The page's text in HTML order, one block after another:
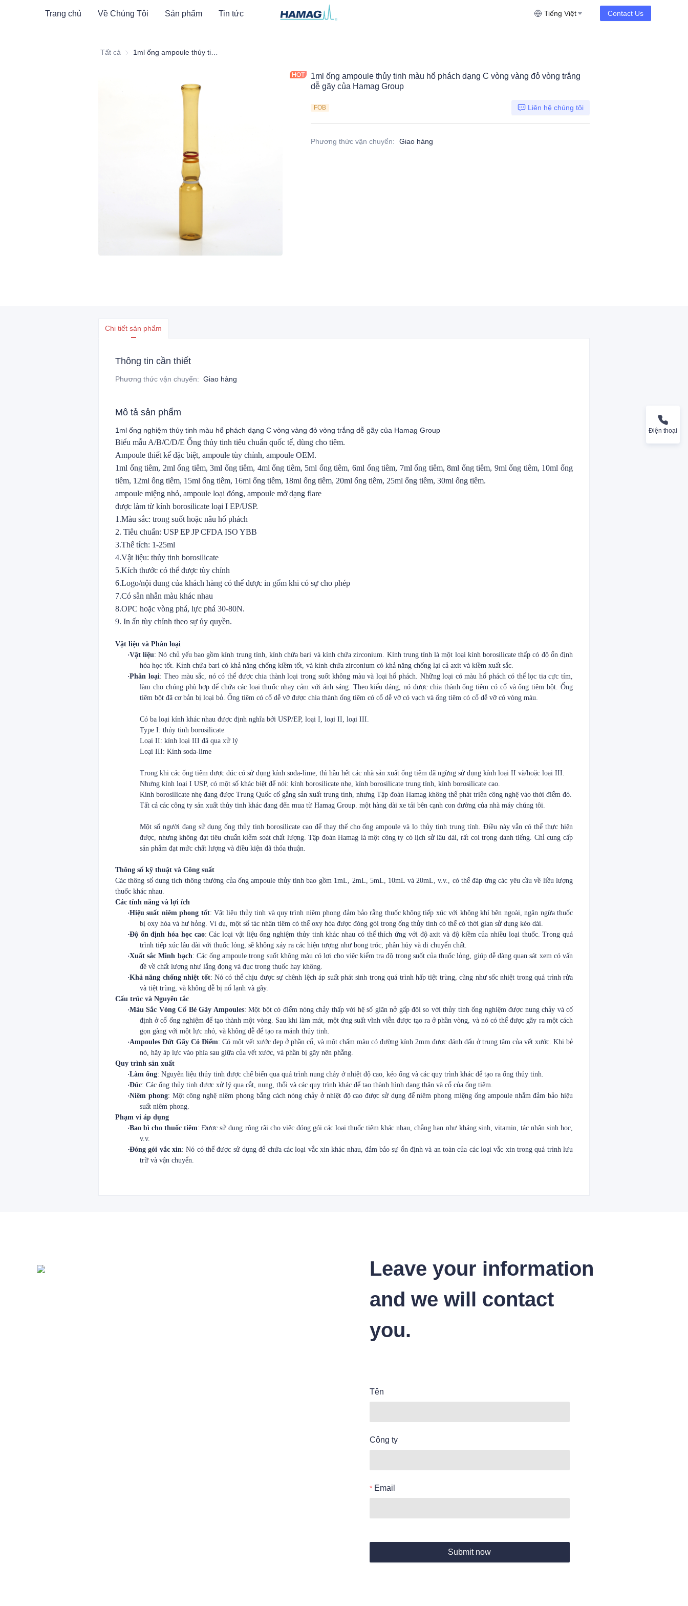
Trang chủ Về Chúng Tôi Sản phẩm Tin tức Tiếng Việt Contact Us
Tất cả
1ml ống ampoule thủy tinh màu hổ phách dạng C vòng vàng đỏ vòng trắng
dễ gãy của Hamag Group
FOB Liên hệ chúng tôi
Phương thức vận chuyển: Giao hàng
Chi tiết sản phẩm
Thông tin cần thiết
Phương thức vận chuyển: Giao hàng
Mô tả sản phẩm
1ml ống nghiệm thủy tinh màu hổ phách dạng C vòng vàng đỏ vòng trắng dễ gãy của Hamag Group
Biểu mẫu A/B/C/D/E Ống thủy tinh tiêu chuẩn quốc tế, dùng cho tiêm.
Ampoule thiết kế đặc biệt, ampoule tùy chỉnh, ampoule OEM.
1ml ống tiêm, 2ml ống tiêm, 3ml ống tiêm, 4ml ống tiêm, 5ml ống tiêm, 6ml ống tiêm, 7ml ống tiêm, 8ml ống tiêm, 9ml ống tiêm, 10ml ống
tiêm, 12ml ống tiêm, 15ml ống tiêm, 16ml ống tiêm, 18ml ống tiêm, 20ml ống tiêm, 25ml ống tiêm, 30ml ống tiêm.
ampoule miệng nhỏ, ampoule loại đóng, ampoule mở dạng flare
được làm từ kính borosilicate loại I EP/USP.
1.Màu sắc: trong suốt hoặc nâu hổ phách
2. Tiêu chuẩn: USP EP JP CFDA ISO YBB
3.Thể tích: 1-25ml
4.Vật liệu: thủy tinh borosilicate
5.Kích thước có thể được tùy chỉnh
6.Logo/nội dung của khách hàng có thể được in gốm khi có sự cho phép
7.Có sẵn nhẫn màu khác nhau
8.OPC hoặc vòng phá, lực phá 30-80N.
9. In ấn tùy chỉnh theo sự ủy quyền.
Vật liệu và Phân loại
·Vật liệu: Nó chủ yếu bao gồm kính trung tính, kính chứa bari và kính chứa zirconium. Kính trung tính là một loại kính borosilicate thấp có độ ổn định
hóa học tốt. Kính chứa bari có khả năng chống kiềm tốt, và kính chứa zirconium có khả năng chống lại cả axit và kiềm xuất sắc.
·Phân loại: Theo màu sắc, nó có thể được chia thành loại trong suốt không màu và loại hổ phách. Những loại có màu hổ phách có thể lọc tia cực tím,
làm cho chúng phù hợp để chứa các loại thuốc nhạy cảm với ánh sáng. Theo kiểu dáng, nó được chia thành ống tiêm có cổ và ống tiêm bột. Ống
tiêm bột đã cơ bản bị loại bỏ. Ống tiêm có cổ dễ vỡ được chia thành ống tiêm có cổ dễ vỡ có vạch và ống tiêm có cổ dễ vỡ có vòng màu.
Có ba loại kính khác nhau được định nghĩa bởi USP/EP, loại I, loại II, loại III.
Type I: thủy tinh borosilicate
Loại II: kính loại III đã qua xử lý
Loại III: Kính soda-lime
Trong khi các ống tiêm được đúc có sử dụng kính soda-lime, thì hầu hết các nhà sản xuất ống tiêm đã ngừng sử dụng kính loại II và/hoặc loại III.
Nhưng kính loại I USP, có một số khác biệt để nói: kính borosilicate nhẹ, kính borosilicate trung tính, kính borosilicate cao.
Kính borosilicate nhẹ đang được Trung Quốc cố gắng sản xuất trung tính, nhưng Tập đoàn Hamag không thể phát triển công nghệ vào thời điểm đó.
Tất cả các công ty sản xuất thủy tinh khác đang đến mua từ Hamag Group. một hàng dài xe tải bên cạnh con đường của nhà máy chúng tôi.
Một số người đang sử dụng ống thủy tinh borosilicate cao để thay thế cho ống ampoule và lọ thủy tinh trung tính. Điều này vẫn có thể thực hiện
được, nhưng không đạt tiêu chuẩn kiểm soát chất lượng. Tập đoàn Hamag là một công ty có lịch sử lâu dài, rất coi trọng danh tiếng. Chỉ cung cấp
sản phẩm đạt mức chất lượng và điều kiện đã thỏa thuận.
Thông số kỹ thuật và Công suất
Các thông số dung tích thông thường của ống ampoule thủy tinh bao gồm 1mL, 2mL, 5mL, 10mL và 20mL, v.v., có thể đáp ứng các yêu cầu về liều lượng
thuốc khác nhau.
Các tính năng và lợi ích
·Hiệu suất niêm phong tốt: Vật liệu thủy tinh và quy trình niêm phong đảm bảo rằng thuốc không tiếp xúc với không khí bên ngoài, ngăn ngừa thuốc
bị oxy hóa và hư hỏng. Ví dụ, một số tác nhân tiêm có thể oxy hóa được đóng gói trong ống thủy tinh có thể có thời gian sử dụng kéo dài.
·Độ ổn định hóa học cao: Các loại vật liệu ống nghiệm thủy tinh khác nhau có thể thích ứng với độ axit và độ kiềm của nhiều loại thuốc. Trong quá
trình tiếp xúc lâu dài với thuốc lỏng, sẽ không xảy ra các hiện tượng như bong tróc, phân hủy và di chuyển chất.
·Xuất sắc Minh bạch: Các ống ampoule trong suốt không màu có lợi cho việc kiểm tra độ trong suốt của thuốc lỏng, giúp dễ dàng quan sát xem có vấn
đề về chất lượng như lắng đọng và đục trong thuốc hay không.
·Khả năng chống nhiệt tốt: Nó có thể chịu được sự chênh lệch áp suất phát sinh trong quá trình hấp tiệt trùng, cũng như sốc nhiệt trong quá trình rửa
và tiệt trùng, và không dễ bị nổ lạnh và gãy.
Cấu trúc và Nguyên tắc
·Màu Sắc Vòng Cổ Bẻ Gãy Ampoules: Một bột có điểm nóng chảy thấp với hệ số giãn nở gấp đôi so với thủy tinh ống nghiệm được nung chảy và cố
định ở cổ ống nghiệm để tạo thành một vòng. Sau khi làm mát, một ứng suất vĩnh viễn được tạo ra ở phần vòng, và nó có thể được gãy ra một cách
gọn gàng với một lực nhỏ, và không dễ để tạo ra mảnh thủy tinh.
·Ampoules Đứt Gãy Có Điểm: Có một vết xước đẹp ở phần cổ, và một chấm màu có đường kính 2mm được đánh dấu ở trung tâm của vết xước. Khi bẻ
nó, hãy áp lực vào phía sau giữa của vết xước, và phần bị gãy nên phẳng.
Quy trình sản xuất
·Làm ống: Nguyên liệu thủy tinh được chế biến qua quá trình nung chảy ở nhiệt độ cao, kéo ống và các quy trình khác để tạo ra ống thủy tinh.
·Đúc: Các ống thủy tinh được xử lý qua cắt, nung, thổi và các quy trình khác để tạo thành hình dạng thân và cổ của ống tiêm.
·Niêm phong: Một công nghệ niêm phong bằng cách nóng chảy ở nhiệt độ cao được sử dụng để niêm phong miệng ống ampoule nhằm đảm bảo hiệu
suất niêm phong.
Phạm vi áp dụng
·Bao bì cho thuốc tiêm: Được sử dụng rộng rãi cho việc đóng gói các loại thuốc tiêm khác nhau, chẳng hạn như kháng sinh, vitamin, tác nhân sinh học,
v.v.
·Đóng gói vắc xin: Nó có thể được sử dụng để chứa các loại vắc xin khác nhau, đảm bảo sự ổn định và an toàn của các loại vắc xin trong quá trình lưu
trữ và vận chuyển.
Leave your information
and we will contact
you.
Tên
Công ty
Email
Submit now
Điện thoại